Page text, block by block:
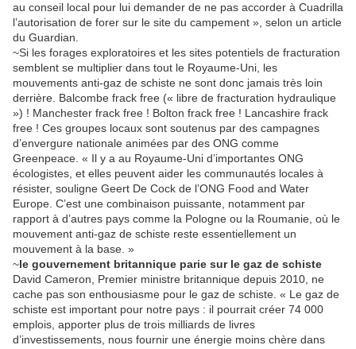
au conseil local pour lui demander de ne pas accorder à Cuadrilla
l’autorisation de forer sur le site du campement », selon un article
du Guardian.
~Si les forages exploratoires et les sites potentiels de fracturation
semblent se multiplier dans tout le Royaume-Uni, les
mouvements anti-gaz de schiste ne sont donc jamais très loin
derrière. Balcombe frack free (« libre de fracturation hydraulique
») ! Manchester frack free ! Bolton frack free ! Lancashire frack
free ! Ces groupes locaux sont soutenus par des campagnes
d’envergure nationale animées par des ONG comme
Greenpeace. « Il y a au Royaume-Uni d’importantes ONG
écologistes, et elles peuvent aider les communautés locales à
résister, souligne Geert De Cock de l’ONG Food and Water
Europe. C’est une combinaison puissante, notamment par
rapport à d’autres pays comme la Pologne ou la Roumanie, où le
mouvement anti-gaz de schiste reste essentiellement un
mouvement à la base. »
~le gouvernement britannique parie sur le gaz de schiste
David Cameron, Premier ministre britannique depuis 2010, ne
cache pas son enthousiasme pour le gaz de schiste. « Le gaz de
schiste est important pour notre pays : il pourrait créer 74 000
emplois, apporter plus de trois milliards de livres
d’investissements, nous fournir une énergie moins chère dans